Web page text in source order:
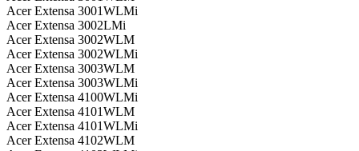
Acer Extensa 3001WLMi
Acer Extensa 3002LMi
Acer Extensa 3002WLM
Acer Extensa 3002WLMi
Acer Extensa 3003WLM
Acer Extensa 3003WLMi
Acer Extensa 4100WLMi
Acer Extensa 4101WLM
Acer Extensa 4101WLMi
Acer Extensa 4102WLM